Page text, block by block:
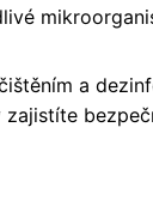
a
zajistíte